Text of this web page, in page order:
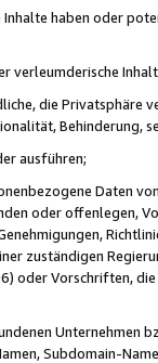
haben oder
verleumderische
die Privatsphäre
Behinderung,
ausführen;
Daten
oder offenlegen,
zuständigen
oder Vorschriften,
Unternehmen
Subdomain-